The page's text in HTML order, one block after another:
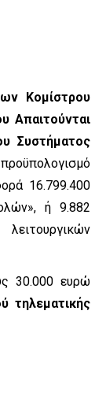
Κομίστρου
Απαιτούνται
Συστήματος
16.799.400
ή 9.882
30.000 ευρώ
τηλεματικής